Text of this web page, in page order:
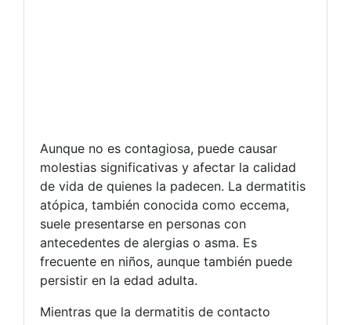
Aunque no es contagiosa, puede causar
molestias significativas y afectar la calidad
de vida de quienes la padecen. La dermatitis
atópica, también conocida como eccema,
suele presentarse en personas con
antecedentes de alergias o asma. Es
frecuente en niños, aunque también puede
persistir en la edad adulta.
Mientras que la dermatitis de contacto